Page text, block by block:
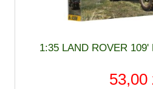
1:35 LAND ROVER
53,00